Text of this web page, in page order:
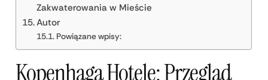
Zakwaterowania w Mieście
Autor
Powiązane wpisy:
Kopenhaga Hotele: Przegląd